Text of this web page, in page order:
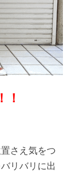
！
さえ気をつ
リバリに出